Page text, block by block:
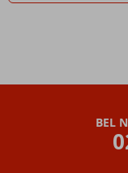
BEL